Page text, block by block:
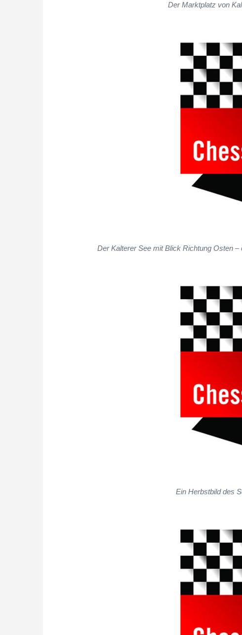
Der Marktplatz von
Der Kalterer See mit Blick Richtung Osten
Ein Herbstbild des